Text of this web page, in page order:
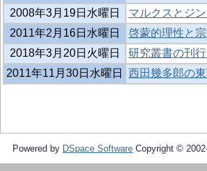
2008年3月19日水曜日
マルクスとジ
2011年2月16日水曜日
啓蒙的理性と
2018年3月20日火曜日
研究叢書の刊
2011年11月30日水曜日
西田幾多郎の
Powered by DSpace Software Copyright ©